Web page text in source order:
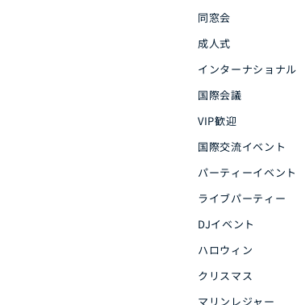
同窓会
成人式
インターナショナル
国際会議
VIP歓迎
国際交流イベント
パーティーイベント
ライブパーティー
DJイベント
ハロウィン
クリスマス
マリンレジャー